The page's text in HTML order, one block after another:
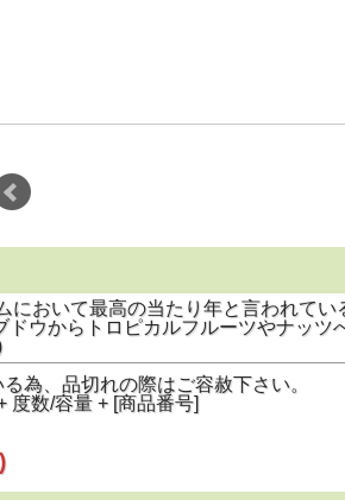
において最高の当たり年と言われて
ドウからトロピカルフルーツやナッ
為、品切れの際はご容赦下さい。
度数/容量 + [商品番号]